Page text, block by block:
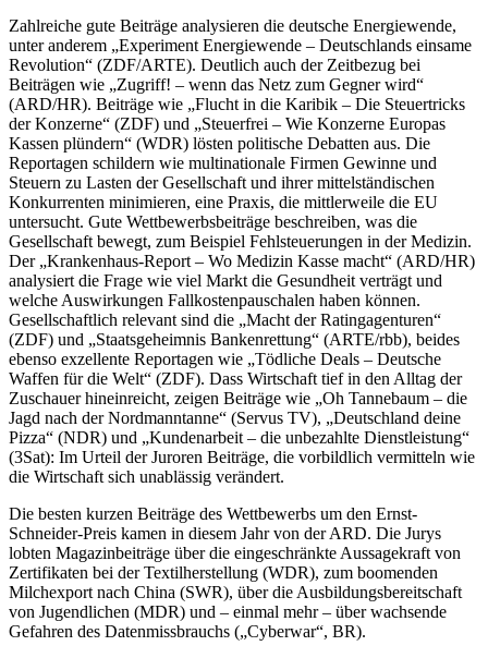
Zahlreiche gute Beiträge analysieren die deutsche Energiewende,
unter anderem „Experiment Energiewende – Deutschlands einsame
Revolution“ (ZDF/ARTE). Deutlich auch der Zeitbezug bei
Beiträgen wie „Zugriff! – wenn das Netz zum Gegner wird“
(ARD/HR). Beiträge wie „Flucht in die Karibik – Die Steuertricks
der Konzerne“ (ZDF) und „Steuerfrei – Wie Konzerne Europas
Kassen plündern“ (WDR) lösten politische Debatten aus. Die
Reportagen schildern wie multinationale Firmen Gewinne und
Steuern zu Lasten der Gesellschaft und ihrer mittelständischen
Konkurrenten minimieren, eine Praxis, die mittlerweile die EU
untersucht. Gute Wettbewerbsbeiträge beschreiben, was die
Gesellschaft bewegt, zum Beispiel Fehlsteuerungen in der Medizin.
Der „Krankenhaus-Report – Wo Medizin Kasse macht“ (ARD/HR)
analysiert die Frage wie viel Markt die Gesundheit verträgt und
welche Auswirkungen Fallkostenpauschalen haben können.
Gesellschaftlich relevant sind die „Macht der Ratingagenturen“
(ZDF) und „Staatsgeheimnis Bankenrettung“ (ARTE/rbb), beides
ebenso exzellente Reportagen wie „Tödliche Deals – Deutsche
Waffen für die Welt“ (ZDF). Dass Wirtschaft tief in den Alltag der
Zuschauer hineinreicht, zeigen Beiträge wie „Oh Tannebaum – die
Jagd nach der Nordmanntanne“ (Servus TV), „Deutschland deine
Pizza“ (NDR) und „Kundenarbeit – die unbezahlte Dienstleistung“
(3Sat): Im Urteil der Juroren Beiträge, die vorbildlich vermitteln wie
die Wirtschaft sich unablässig verändert.
Die besten kurzen Beiträge des Wettbewerbs um den Ernst-
Schneider-Preis kamen in diesem Jahr von der ARD. Die Jurys
lobten Magazinbeiträge über die eingeschränkte Aussagekraft von
Zertifikaten bei der Textilherstellung (WDR), zum boomenden
Milchexport nach China (SWR), über die Ausbildungsbereitschaft
von Jugendlichen (MDR) und – einmal mehr – über wachsende
Gefahren des Datenmissbrauchs („Cyberwar“, BR).